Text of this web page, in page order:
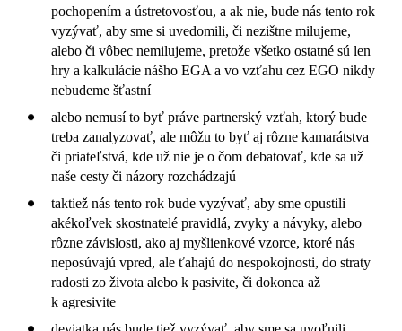
pochopením a ústretovosťou, a ak nie, bude nás tento rok
vyzývať, aby sme si uvedomili, či nezištne milujeme,
alebo či vôbec nemilujeme, pretože všetko ostatné sú len
hry a kalkulácie nášho EGA a vo vzťahu cez EGO nikdy
nebudeme šťastní
alebo nemusí to byť práve partnerský vzťah, ktorý bude
treba zanalyzovať, ale môžu to byť aj rôzne kamarátstva
či priateľstvá, kde už nie je o čom debatovať, kde sa už
naše cesty či názory rozchádzajú
taktiež nás tento rok bude vyzývať, aby sme opustili
akékoľvek skostnatelé pravidlá, zvyky a návyky, alebo
rôzne závislosti, ako aj myšlienkové vzorce, ktoré nás
neposúvajú vpred, ale ťahajú do nespokojnosti, do straty
radosti zo života alebo k pasivite, či dokonca až
k agresivite